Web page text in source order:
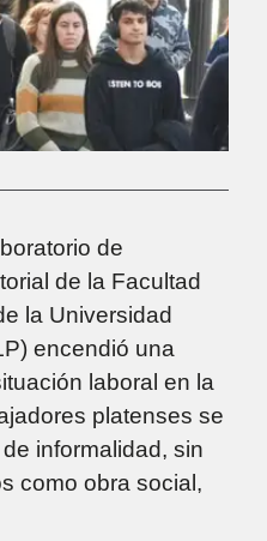
de
de la Facultad
la Universidad
encendió una
laboral en la
platenses se
informalidad, sin
como obra social,